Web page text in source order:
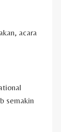
acara
semakin